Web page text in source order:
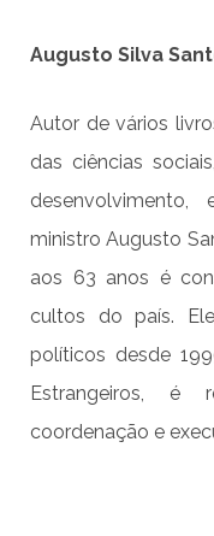
Augusto Silva
Autor de vários
das ciências
ministro Augusto
aos 63 anos é
cultos do país.
políticos desde
Estrangeiros, é
coordenação e